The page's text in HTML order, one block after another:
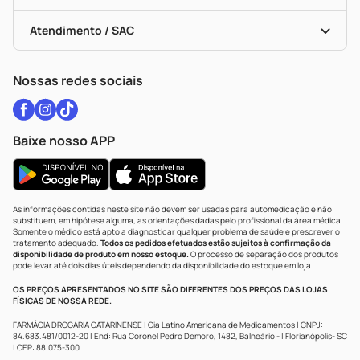
Bulas De A A Z
Políticas De Marketplace
Autoteste Covid-19
Vacinas
Portal Da Privacidade
Atendimento / SAC
Nossas redes sociais
Baixe nosso APP
As informações contidas neste site não devem ser usadas para automedicação e não
substituem, em hipótese alguma, as orientações dadas pelo profissional da área médica.
Somente o médico está apto a diagnosticar qualquer problema de saúde e prescrever o
tratamento adequado. Todos os pedidos efetuados estão sujeitos à confirmação da
disponibilidade de produto em nosso estoque.O processo de separação dos produtos
pode levar até dois dias úteis dependendo da disponibilidade do estoque em loja.
OS PREÇOS APRESENTADOS NO SITE SÃO DIFERENTES DOS PREÇOS DAS LOJAS
FÍSICAS DE NOSSA REDE.
FARMÁCIA DROGARIA CATARINENSE | Cia Latino Americana de Medicamentos | CNPJ:
84.683.481/0012-20 | End: Rua Coronel Pedro Demoro, 1482, Balneário - | Florianópolis- SC
| CEP: 88.075-300